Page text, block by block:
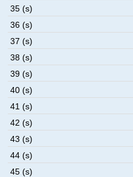
35 (s)
36 (s)
37 (s)
38 (s)
39 (s)
40 (s)
41 (s)
42 (s)
43 (s)
44 (s)
45 (s)